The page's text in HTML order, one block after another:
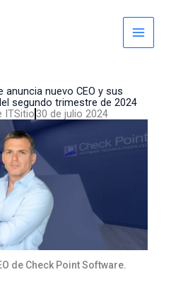
nuevo CEO y sus
segundo trimestre de 2024
ITSitio 30 de julio 2024
de Check Point Software.